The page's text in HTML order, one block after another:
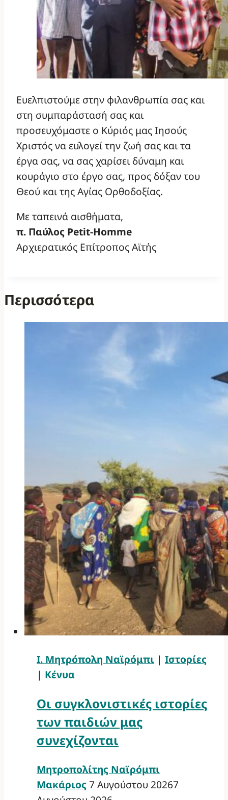
Ευελπιστούμε στην φιλανθρωπία σας και
στη συμπαράστασή σας και
προσευχόμαστε ο Κύριός μας Ιησούς
Χριστός να ευλογεί την ζωή σας και τα
έργα σας, να σας χαρίσει δύναμη και
κουράγιο στο έργο σας, προς δόξαν του
Θεού και της Αγίας Ορθοδοξίας.
Με ταπεινά αισθήματα,
π. Παύλος Petit-Homme
Αρχιερατικός Επίτροπος Αϊτής
Περισσότερα
Ι. Μητρόπολη Ναϊρόμπι | Ιστορίες
| Κένυα
Οι συγκλονιστικές ιστορίες
των παιδιών μας
συνεχίζονται
Μητροπολίτης Ναϊρόμπι
Μακάριος 7 Αυγούστου 20267